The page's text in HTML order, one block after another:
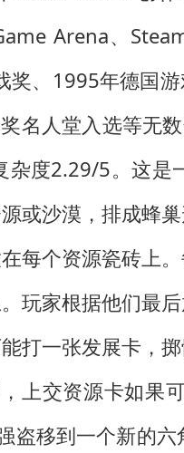
Arena、
奖、1995年德国
名人堂入选等无
杂度2.29/5。这
或沙漠，排成蜂
每个资源瓷砖上
玩家根据他们最
打一张发展卡，
上交资源卡如果
盗移到一个新的